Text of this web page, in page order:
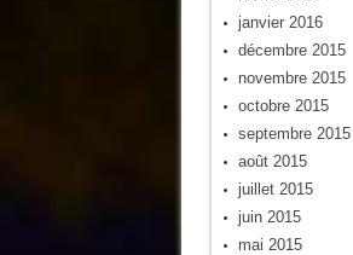
janvier 2016
décembre 2015
novembre 2015
octobre 2015
septembre 2015
août 2015
juillet 2015
juin 2015
mai 2015